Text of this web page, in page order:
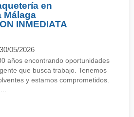
en
Málaga
INMEDIATA
30/05/2026
años encontrando oportunidades
que busca trabajo. Tenemos
y estamos comprometidos.